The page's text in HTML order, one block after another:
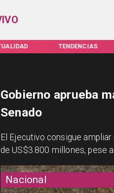
TENDENCIAS
Nacional
Gobierno aprueba
Senado
El Ejecutivo consigue
de US$3.800 millones, pese